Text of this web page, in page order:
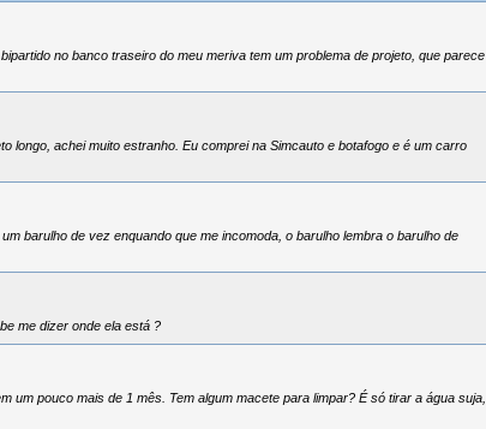
no banco traseiro do meu meriva tem um problema de projeto, que parece
longo, achei muito estranho. Eu comprei na Simcauto e botafogo e é um carro
barulho de vez enquando que me incomoda, o barulho lembra o barulho de
me dizer onde ela está ?
um pouco mais de 1 mês. Tem algum macete para limpar? É só tirar a água suja,